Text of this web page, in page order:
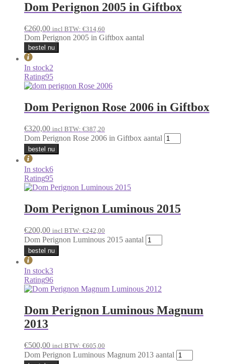
Dom Perignon 2005 in Giftbox
€260,00 incl BTW: €314,60
Dom Perignon 2005 in Giftbox aantal
bestel nu
In stock2
Rating95
Dom Perignon Rose 2006 in Giftbox
€320,00 incl BTW: €387,20
Dom Perignon Rose 2006 in Giftbox aantal
bestel nu
In stock6
Rating95
Dom Perignon Luminous 2015
€200,00 incl BTW: €242,00
Dom Perignon Luminous 2015 aantal
bestel nu
In stock3
Rating96
Dom Perignon Luminous Magnum
2013
€500,00 incl BTW: €605,00
Dom Perignon Luminous Magnum 2013 aantal